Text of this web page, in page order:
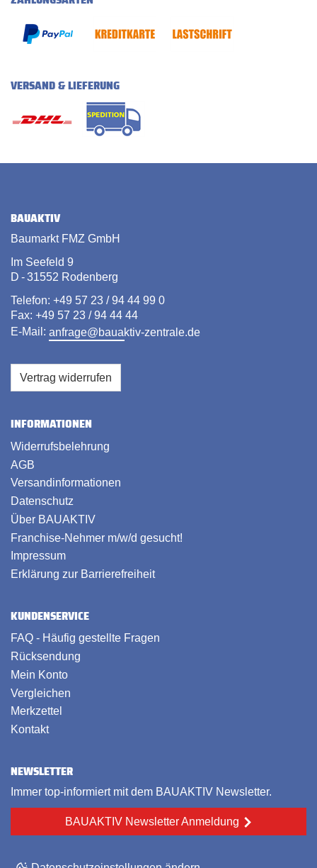
VERSAND & LIEFERUNG
BAUAKTIV
Baumarkt FMZ GmbH
Im Seefeld 9
D - 31552 Rodenberg
Telefon: +49 57 23 / 94 44 99 0
Fax: +49 57 23 / 94 44 44
E-Mail: anfrage@bauaktiv-zentrale.de
Vertrag widerrufen
INFORMATIONEN
Widerrufsbelehrung
AGB
Versandinformationen
Datenschutz
Über BAUAKTIV
Franchise-Nehmer m/w/d gesucht!
Impressum
Erklärung zur Barrierefreiheit
KUNDENSERVICE
FAQ - Häufig gestellte Fragen
Rücksendung
Mein Konto
Vergleichen
Merkzettel
Kontakt
NEWSLETTER
Immer top-informiert mit dem BAUAKTIV Newsletter.
BAUAKTIV Newsletter Anmeldung